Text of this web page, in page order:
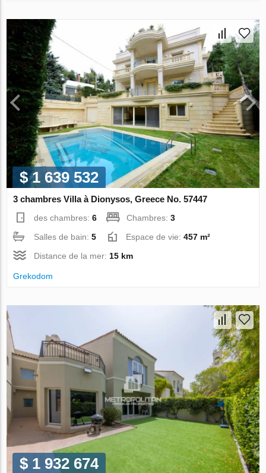
$ 1 639 532
3 chambres Villa à Dionysos, Greece No. 57447
des chambres:6 Chambres:3
Salles de bain:5 Espace de vie:457 m²
Distance de la mer: 15 km
Grekodom
$ 1 932 674